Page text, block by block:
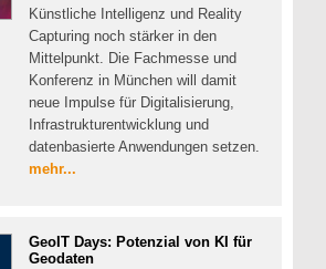
Künstliche Intelligenz und Reality
Capturing noch stärker in den
Mittelpunkt. Die Fachmesse und
Konferenz in München will damit
neue Impulse für Digitalisierung,
Infrastrukturentwicklung und
datenbasierte Anwendungen setzen.
mehr...
GeoIT Days: Potenzial von KI für
Geodaten